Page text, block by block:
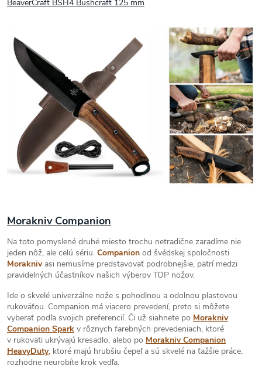
BeaverCraft BSH4 Bushcraft 125 mm
Morakniv Companion
Na toto pomyslené druhé miesto trochu netradične zaradíme nie
jeden nôž, ale celú sériu. Companion od švédskej spoločnosti
Moraknivasi nemusíme predstavovať podrobnejšie, patrí medzi
pravidelných účastníkov našich výberov TOP nožov.
Ide o skvelé univerzálne nože s pohodlnou a odolnou plastovou
rukoväťou. Companion má viacero prevedení, preto si môžete
vyberať podľa svojich preferencií. Či už siahnete po Morakniv
Companion Spark v rôznych farebných prevedeniach, ktoré
v rukoväti ukrývajú kresadlo, alebo po Morakniv Companion
HeavyDuty, ktoré majú hrubšiu čepeľ a sú skvelé na ťažšie práce,
rozhodne neurobíte krok vedľa.